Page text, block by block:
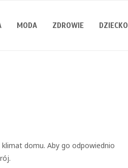
MODA ZDROWIE DZIECKO
domu. Aby go odpowiednio